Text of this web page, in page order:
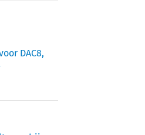
DAC8,